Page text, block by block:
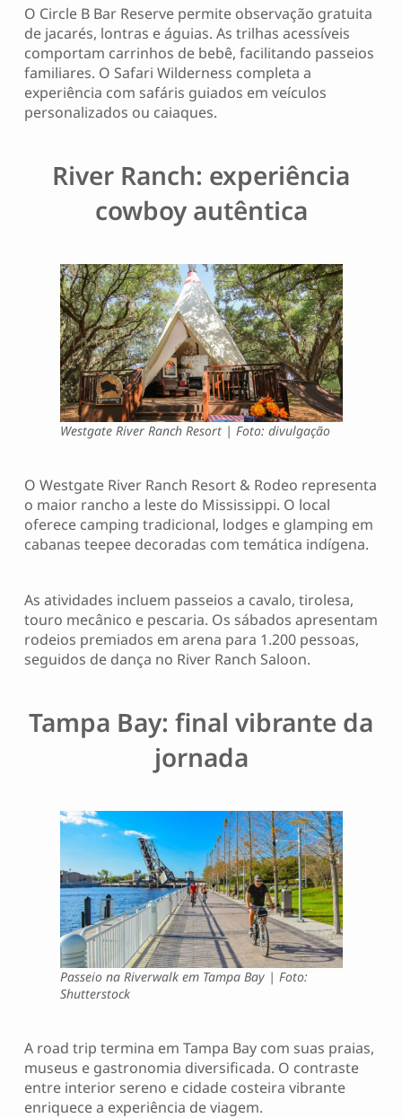
O Circle B Bar Reserve permite observação gratuita
de jacarés, lontras e águias. As trilhas acessíveis
comportam carrinhos de bebê, facilitando passeios
familiares. O Safari Wilderness completa a
experiência com safáris guiados em veículos
personalizados ou caiaques.
River Ranch: experiência
cowboy autêntica
Westgate River Ranch Resort | Foto: divulgação
O Westgate River Ranch Resort & Rodeo representa
o maior rancho a leste do Mississippi. O local
oferece camping tradicional, lodges e glamping em
cabanas teepee decoradas com temática indígena.
As atividades incluem passeios a cavalo, tirolesa,
touro mecânico e pescaria. Os sábados apresentam
rodeios premiados em arena para 1.200 pessoas,
seguidos de dança no River Ranch Saloon.
Tampa Bay: final vibrante da
jornada
Passeio na Riverwalk em Tampa Bay | Foto:
Shutterstock
A road trip termina em Tampa Bay com suas praias,
museus e gastronomia diversificada. O contraste
entre interior sereno e cidade costeira vibrante
enriquece a experiência de viagem.